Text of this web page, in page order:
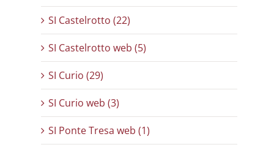
SI Castelrotto (22)
SI Castelrotto web (5)
SI Curio (29)
SI Curio web (3)
SI Ponte Tresa web (1)